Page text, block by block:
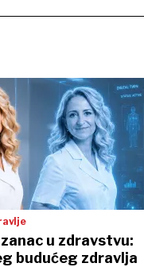
u zdravstvu:
budućeg zdravlja